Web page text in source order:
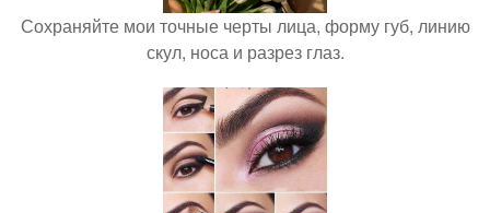
Сохраняйте мои точные черты лица, форму губ, линию
скул, носа и разрез глаз.